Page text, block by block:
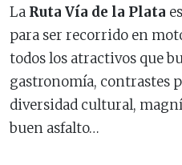
La Ruta Vía de la Plata
para ser recorrido en
todos los atractivos que
gastronomía, contrastes
diversidad cultural,
buen asfalto…